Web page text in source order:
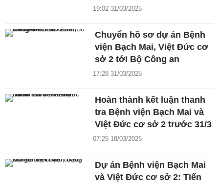
19:02 31/03/2025
Chuyển hồ sơ dự án Bệnh
viện Bạch Mai, Việt Đức cơ
sở 2 tới Bộ Công an
17:28 31/03/2025
Hoàn thành kết luận thanh
tra Bệnh viện Bạch Mai và
Việt Đức cơ sở 2 trước 31/3
07:25 18/03/2025
Dự án Bệnh viện Bạch Mai
và Việt Đức cơ sở 2: Tiến